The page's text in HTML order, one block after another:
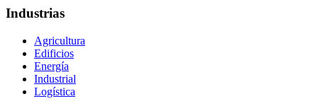
Industrias
Agricultura
Edificios
Energía
Industrial
Logística